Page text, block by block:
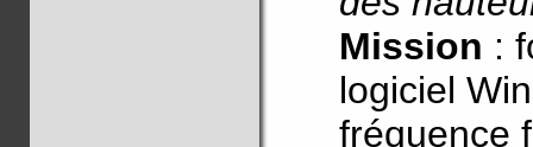
Mission :
logiciel
fréquence